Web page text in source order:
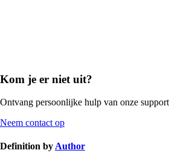
Kom je er niet uit?
Ontvang persoonlijke hulp van onze
Neem contact op
Definition by Author